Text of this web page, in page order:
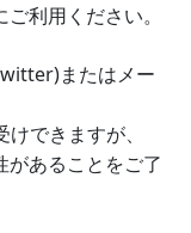
利用ください。
またはメー
できますが、
があることをご了